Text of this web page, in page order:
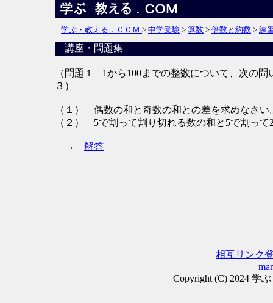
学ぶ・教える．ＣＯＭ > 中学受験 > 算数 > 倍数と約数 > 練
講座・問題集
（問題１
３）
1から100までの整数について、次の問
（１） 偶数の和と奇数の和との差を求めなさい
（２） 5で割って割り切れる数の和と5で割っ
→ 解答
相互リンク
Copyright (C) 2024 学